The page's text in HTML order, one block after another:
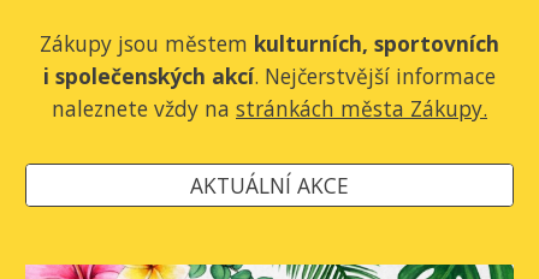
Zákupy jsou městem kulturních, sportovních
i společenských akcí. Nejčerstvější informace
naleznete vždy na stránkách města Zákupy.
AKTUÁLNÍ AKCE